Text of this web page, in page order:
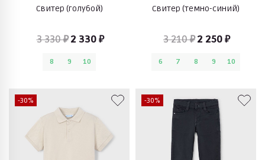
Свитер (голубой)
3 330 ₽ 2 330 ₽
8 9 10
Свитер (темно-синий)
3 210 ₽ 2 250 ₽
6 7 8 9 10
-30% -30%